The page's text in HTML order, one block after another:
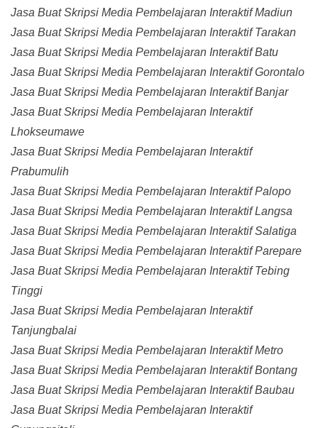
Jasa Buat Skripsi Media Pembelajaran Interaktif Madiun
Jasa Buat Skripsi Media Pembelajaran Interaktif Tarakan
Jasa Buat Skripsi Media Pembelajaran Interaktif Batu
Jasa Buat Skripsi Media Pembelajaran Interaktif Gorontalo
Jasa Buat Skripsi Media Pembelajaran Interaktif Banjar
Jasa Buat Skripsi Media Pembelajaran Interaktif
Lhokseumawe
Jasa Buat Skripsi Media Pembelajaran Interaktif
Prabumulih
Jasa Buat Skripsi Media Pembelajaran Interaktif Palopo
Jasa Buat Skripsi Media Pembelajaran Interaktif Langsa
Jasa Buat Skripsi Media Pembelajaran Interaktif Salatiga
Jasa Buat Skripsi Media Pembelajaran Interaktif Parepare
Jasa Buat Skripsi Media Pembelajaran Interaktif Tebing
Tinggi
Jasa Buat Skripsi Media Pembelajaran Interaktif
Tanjungbalai
Jasa Buat Skripsi Media Pembelajaran Interaktif Metro
Jasa Buat Skripsi Media Pembelajaran Interaktif Bontang
Jasa Buat Skripsi Media Pembelajaran Interaktif Baubau
Jasa Buat Skripsi Media Pembelajaran Interaktif